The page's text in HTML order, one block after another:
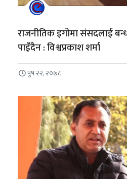
राजनीतिक इगोमा संसदलाई
पाइँदैन : विश्वप्रकाश शर्मा
पुष २२, २०७८